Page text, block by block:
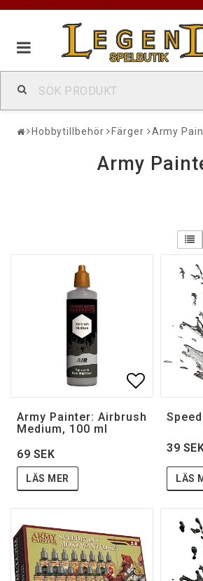
Hobbytillbehör Färger Army
Army
Lägg till
Army Painter: Airbrush
Medium, 100 ml
69 SEK
LÄS MER
39
LÄS